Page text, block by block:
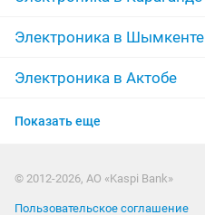
macbook компьютер
Электроника в Шымкенте
Электроника в Актобе
Электроника в Актау
Электроника в Павлодаре
Показать еще
© 2012-2026, АО «Kaspi Bank»
Пользовательское соглашение